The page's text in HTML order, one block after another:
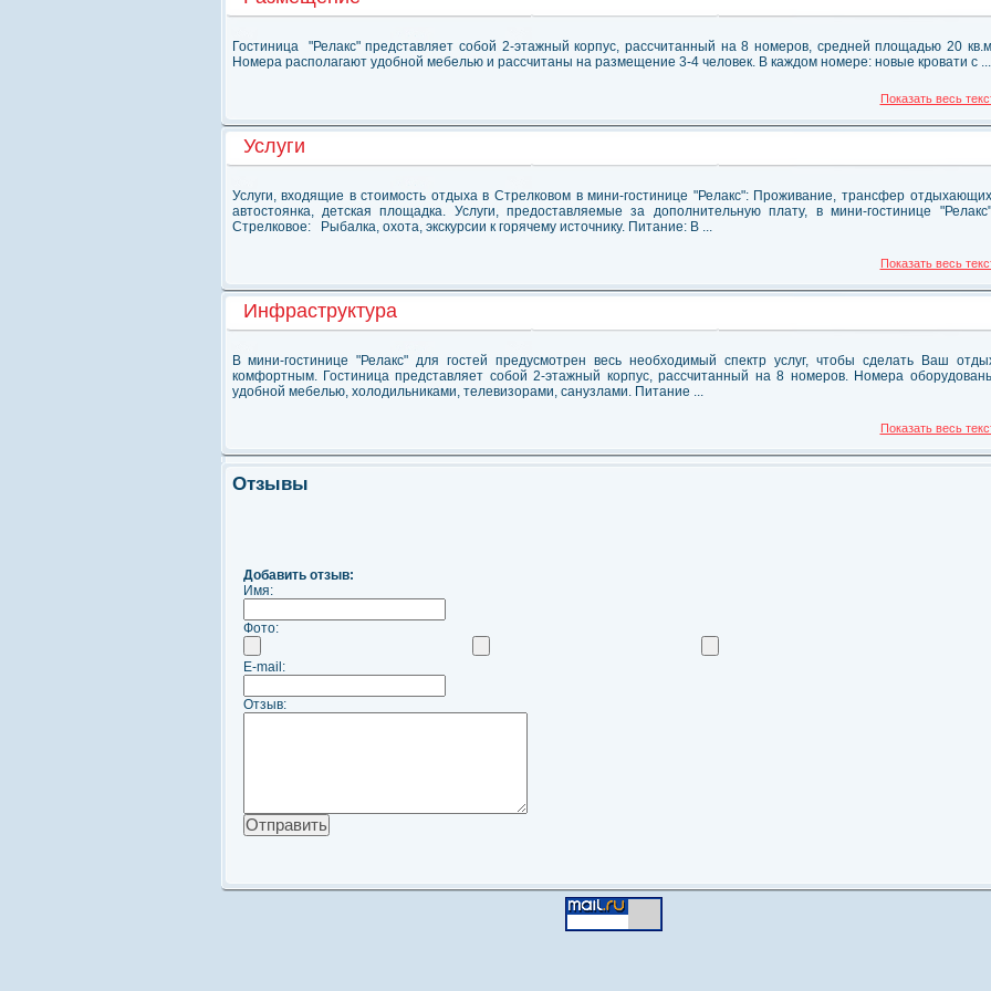
Гостиница "Релакс" представляет собой 2-этажный корпус, рассчитанный на 8 номеров, средней площадью 20
Номера располагают удобной мебелью и рассчитаны на размещение 3-4 человек. В каждом номере: новые кровати с ...
Показать весь
Услуги
Услуги, входящие в стоимость отдыха в Стрелковом в мини-гостинице "Релакс": Проживание, трансфер
автостоянка, детская площадка. Услуги, предоставляемые за дополнительную плату, в мини-гостинице
Стрелковое: Рыбалка, охота, экскурсии к горячему источнику. Питание: В ...
Показать весь
Инфраструктура
В мини-гостинице "Релакс" для гостей предусмотрен весь необходимый спектр услуг, чтобы сделать Ваш
комфортным. Гостиница представляет собой 2-этажный корпус, рассчитанный на 8 номеров. Номера
удобной мебелью, холодильниками, телевизорами, санузлами. Питание ...
Показать весь
Отзывы
Добавить отзыв:
Имя:
Фото:
E-mail:
Отзыв: